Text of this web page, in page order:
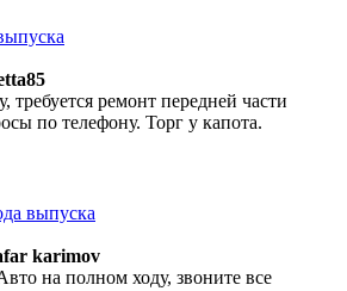
требуется ремонт передней части
по телефону. Торг у капота.
karimov
на полном ходу, звоните все